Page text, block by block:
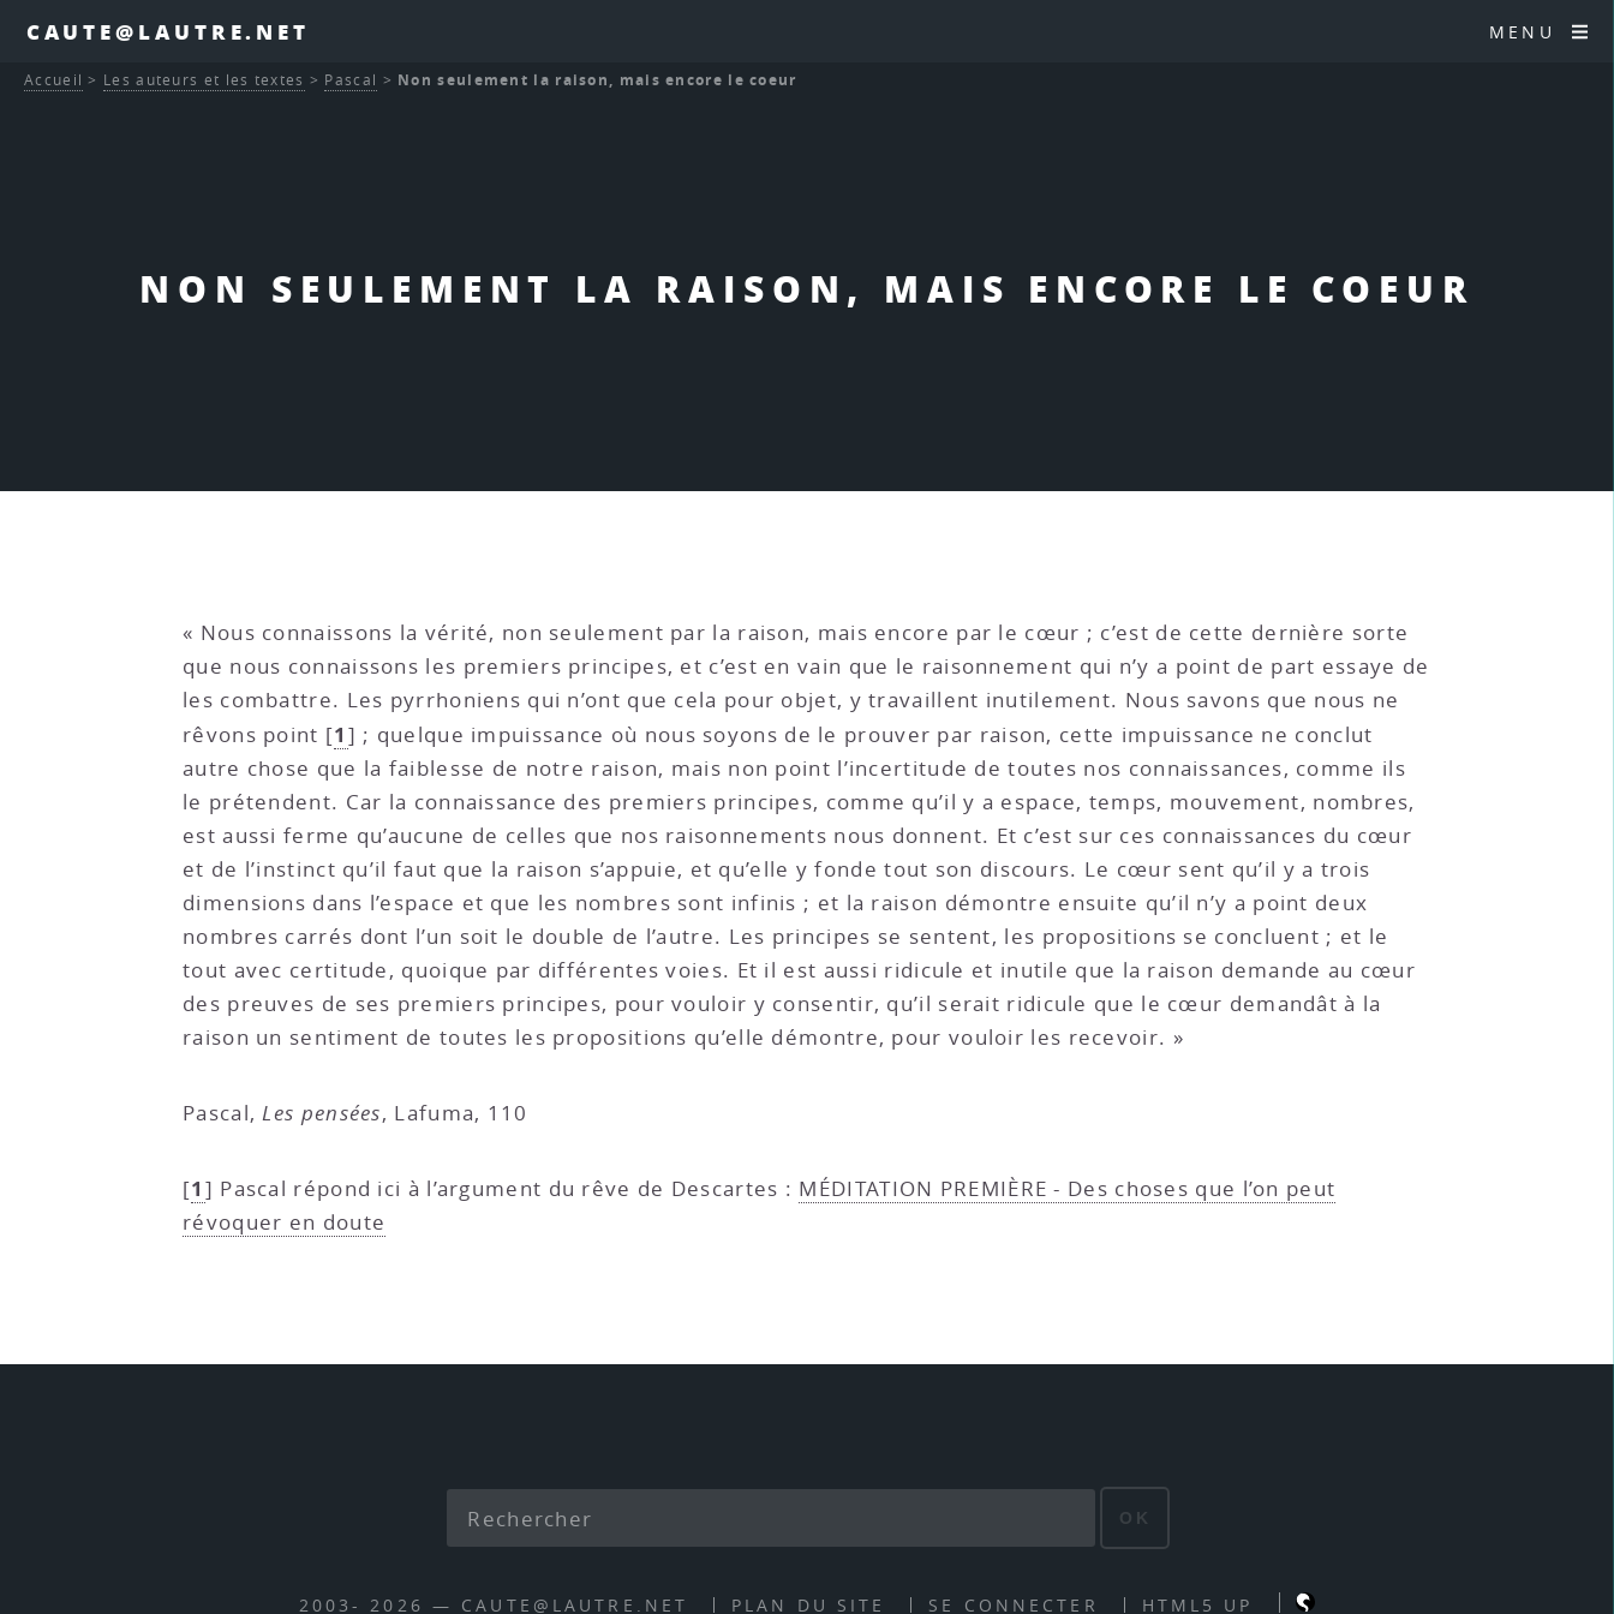
CAUTE@LAUTRE.NET MENU
NON SEULEMENT LA RAISON, MAIS ENCORE LE COEUR
Accueil > Les auteurs et les textes > Pascal > Non seulement la raison, mais encore le coeur
« Nous connaissons la vérité, non seulement par la raison, mais encore par le cœur ; c’est de cette dernière sorte
que nous connaissons les premiers principes, et c’est en vain que le raisonnement qui n’y a point de part essaye de
les combattre. Les pyrrhoniens qui n’ont que cela pour objet, y travaillent inutilement. Nous savons que nous ne
rêvons point [1 ] ; quelque impuissance où nous soyons de le prouver par raison, cette impuissance ne conclut
autre chose que la faiblesse de notre raison, mais non point l’incertitude de toutes nos connaissances, comme ils
le prétendent. Car la connaissance des premiers principes, comme qu’il y a espace, temps, mouvement, nombres,
est aussi ferme qu’aucune de celles que nos raisonnements nous donnent. Et c’est sur ces connaissances du cœur
et de l’instinct qu’il faut que la raison s’appuie, et qu’elle y fonde tout son discours. Le cœur sent qu’il y a trois
dimensions dans l’espace et que les nombres sont infinis ; et la raison démontre ensuite qu’il n’y a point deux
nombres carrés dont l’un soit le double de l’autre. Les principes se sentent, les propositions se concluent ; et le
tout avec certitude, quoique par différentes voies. Et il est aussi ridicule et inutile que la raison demande au cœur
des preuves de ses premiers principes, pour vouloir y consentir, qu’il serait ridicule que le cœur demandât à la
raison un sentiment de toutes les propositions qu’elle démontre, pour vouloir les recevoir. »
Pascal,Les pensées, Lafuma, 110
[1 ] Pascal répond ici à l’argument du rêve de Descartes : MÉDITATION PREMIÈRE - Des choses que l’on peut
révoquer en doute
OK
2003- 2026 — CAUTE@LAUTRE.NET PLAN DU SITE SE CONNECTER HTML5 UP